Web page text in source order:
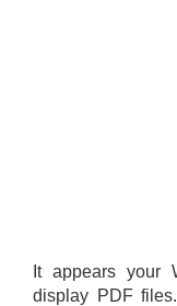
It appears your
display PDF files.